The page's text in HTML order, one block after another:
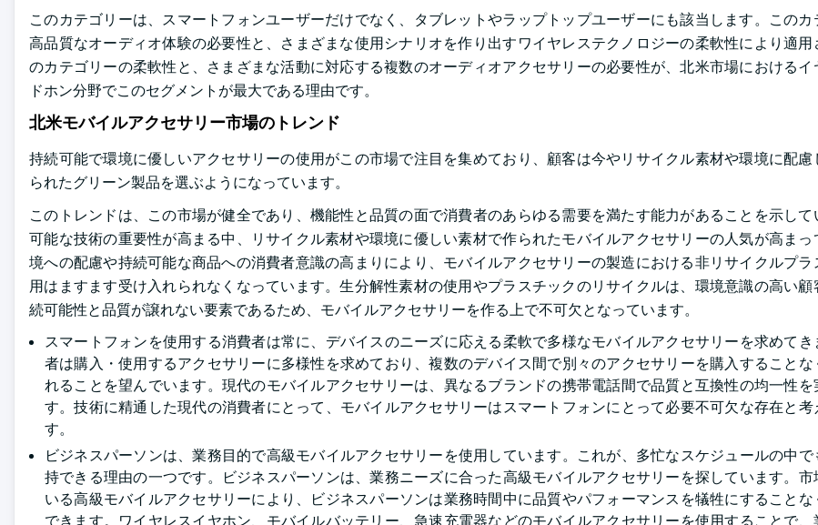
このカテゴリーは、スマートフォンユーザーだけでなく、タブレットやラップトップユーザーにも該当します。このカ
高品質なオーディオ体験の必要性と、さまざまな使用シナリオを作り出すワイヤレステクノロジーの柔軟性により適用
のカテゴリーの柔軟性と、さまざまな活動に対応する複数のオーディオアクセサリーの必要性が、北米市場におけるイ
ドホン分野でこのセグメントが最大である理由です。
北米モバイルアクセサリー市場のトレンド
持続可能で環境に優しいアクセサリーの使用がこの市場で注目を集めており、顧客は今やリサイクル素材や環境に配
られたグリーン製品を選ぶようになっています。
このトレンドは、この市場が健全であり、機能性と品質の面で消費者のあらゆる需要を満たす能力があることを示し
可能な技術の重要性が高まる中、リサイクル素材や環境に優しい素材で作られたモバイルアクセサリーの人気が高まっ
境への配慮や持続可能な商品への消費者意識の高まりにより、モバイルアクセサリーの製造における非リサイクルプラ
用はますます受け入れられなくなっています。生分解性素材の使用やプラスチックのリサイクルは、環境意識の高い
続可能性と品質が譲れない要素であるため、モバイルアクセサリーを作る上で不可欠となっています。
スマートフォンを使用する消費者は常に、デバイスのニーズに応える柔軟で多様なモバイルアクセサリーを求めて
者は購入・使用するアクセサリーに多様性を求めており、複数のデバイス間で別々のアクセサリーを購入することな
れることを望んでいます。現代のモバイルアクセサリーは、異なるブランドの携帯電話間で品質と互換性の均一性を
す。技術に精通した現代の消費者にとって、モバイルアクセサリーはスマートフォンにとって必要不可欠な存在と考
す。
ビジネスパーソンは、業務目的で高級モバイルアクセサリーを使用しています。これが、多忙なスケジュールの中で
持できる理由の一つです。ビジネスパーソンは、業務ニーズに合った高級モバイルアクセサリーを探しています。市
いる高級モバイルアクセサリーにより、ビジネスパーソンは業務時間中に品質やパフォーマンスを犠牲にすることな
できます。ワイヤレスイヤホン、モバイルバッテリー、急速充電器などのモバイルアクセサリーを使用することで、